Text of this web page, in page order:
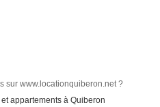
sur www.locationquiberon.net ?
appartements à Quiberon